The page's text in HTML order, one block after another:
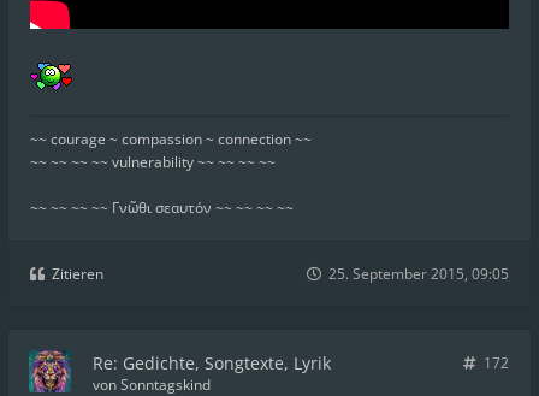
~~ courage ~ compassion ~ connection ~~
~~ ~~ ~~ ~~ vulnerability ~~ ~~ ~~ ~~
~~ ~~ ~~ ~~ Γνῶθι σεαυτόν ~~ ~~ ~~ ~~
Zitieren 25. September 2015, 09:05
Re: Gedichte, Songtexte, Lyrik
172
vonSonntagskind